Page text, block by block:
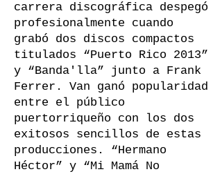
carrera discográfica despegó
profesionalmente cuando
grabó dos discos compactos
titulados “Puerto Rico 2013”
y “Banda'lla” junto a Frank
Ferrer. Van ganó popularidad
entre el público
puertorriqueño con los dos
exitosos sencillos de estas
producciones. “Hermano
Héctor” y “Mi Mamá No